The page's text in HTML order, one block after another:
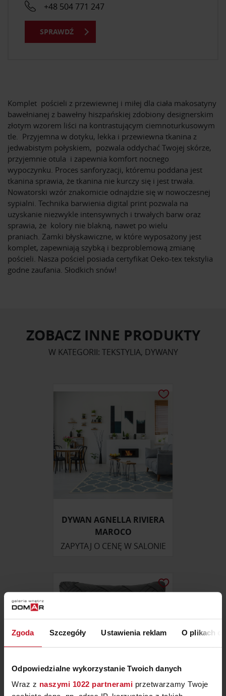
Zgoda Szczegóły Ustawienia reklam O plikach
Odpowiedzialne wykorzystanie Twoich danych
Wraz z naszymi 1022 partnerami przetwarzamy Twoje
Komplet pościeli z przewiewnej i miłej dla ciała makosatyny
bawełnianej z bawełny hiszpańskiej zdobiony designerskim
złotym wzorem liści na kontrastującym ciemnoturkusowym
tle. Przyjemna w dotyku, lekka i przewiewna tkanina z
jedwabistym połyskiem, pozwala oddychać Twojej skórze,
przyjemnie otula i zapewnia komfort nocnego
wypoczynku. Proces sanforyzacji, któremu poddana jest
tkanina sprawia, że tkanina nie kurczy się i jest trwała.
Nowatorski wzór znakomicie odnajdzie się w nowoczesnej
sypialni. Technika barwienia digital print pozwala na
uzyskanie niezwykle intensywnych i trwałych barw oraz
sprawia, że kolory nie blakną, nawet po wielu
praniach. Zamki błyskawiczne, w które wyposażony jest
komplet, zapewniają szybką i bezproblemową zmianę
pościeli. Nasza pościel posiada certyfikat Oeko-tex tekstylia
godne zaufania. Słodkich snów!
+48 504 771 247
SPRAWDŹ
ZOBACZ INNE PRODUKTY
W KATEGORII: TEKSTYLIA, DYWANY
DYWAN AGNELLA RIVIERA
MAROCO
ZAPYTAJ O CENĘ W SALONIE